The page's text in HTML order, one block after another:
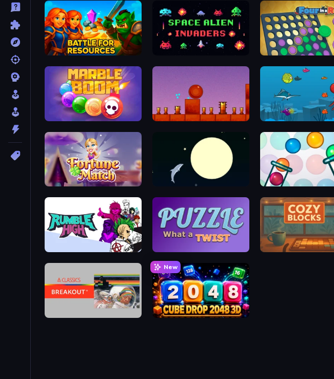
Battle for Resources Space Alien Invaders Four in a Row
Marble Boom Bounce Return Fish Eat Fishes
Fortune Match Dolphin Olympics Bubble Sorting
Cozy Blocks
New
Cube Drop 2048 3D